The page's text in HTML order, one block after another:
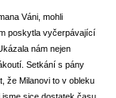
Váni, mohli
poskytla vyčerpávající
nám nejen
Setkání s pány
že Milanovi to v obleku